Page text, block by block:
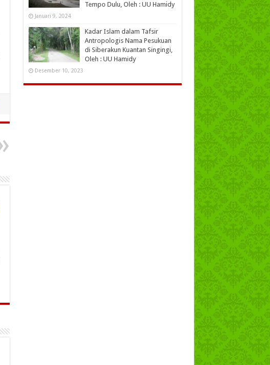
Tempo Dulu, Oleh : UU Hamidy
Januari 9, 2024
Kadar Islam dalam Tafsir
Antropologis Nama Pesukuan
di Siberakun Kuantan Singingi,
Oleh : UU Hamidy
Desember 10, 2023